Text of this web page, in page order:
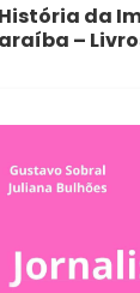
História da
–